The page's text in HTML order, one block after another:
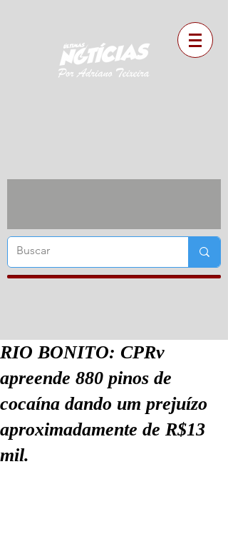
RIO BONITO: CPRv
apreende 880 pinos de
cocaína dando um prejuízo
aproximadamente de R$13
mil.